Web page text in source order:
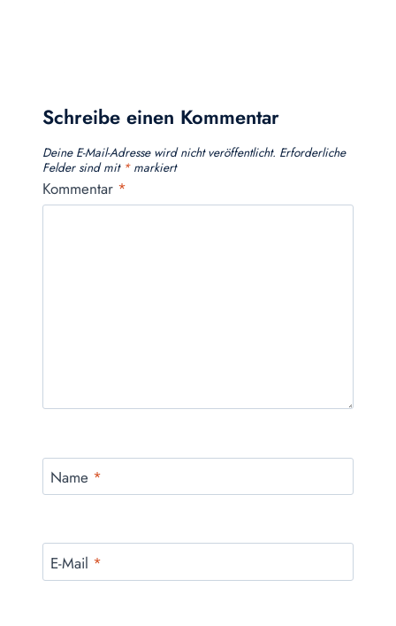
Schreibe einen Kommentar
Deine E-Mail-Adresse wird nicht veröffentlicht. Erforderliche
Felder sind mit *markiert
Kommentar *
Name *
E-Mail *